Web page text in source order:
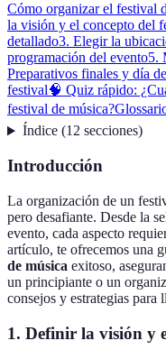
Cómo organizar el festival
la visión y el concepto del
detallado3. Elegir la
programación del evento5.
Preparativos finales y día
festival🧠 Quiz rápido:
festival de música?
Índice(12 secciones)
Introducción
La organización de un
pero desafiante. Desde la
evento, cada aspecto
artículo, te ofrecemos una
de música exitoso,
un principiante o un
consejos y estrategias
1. Definir la visión y